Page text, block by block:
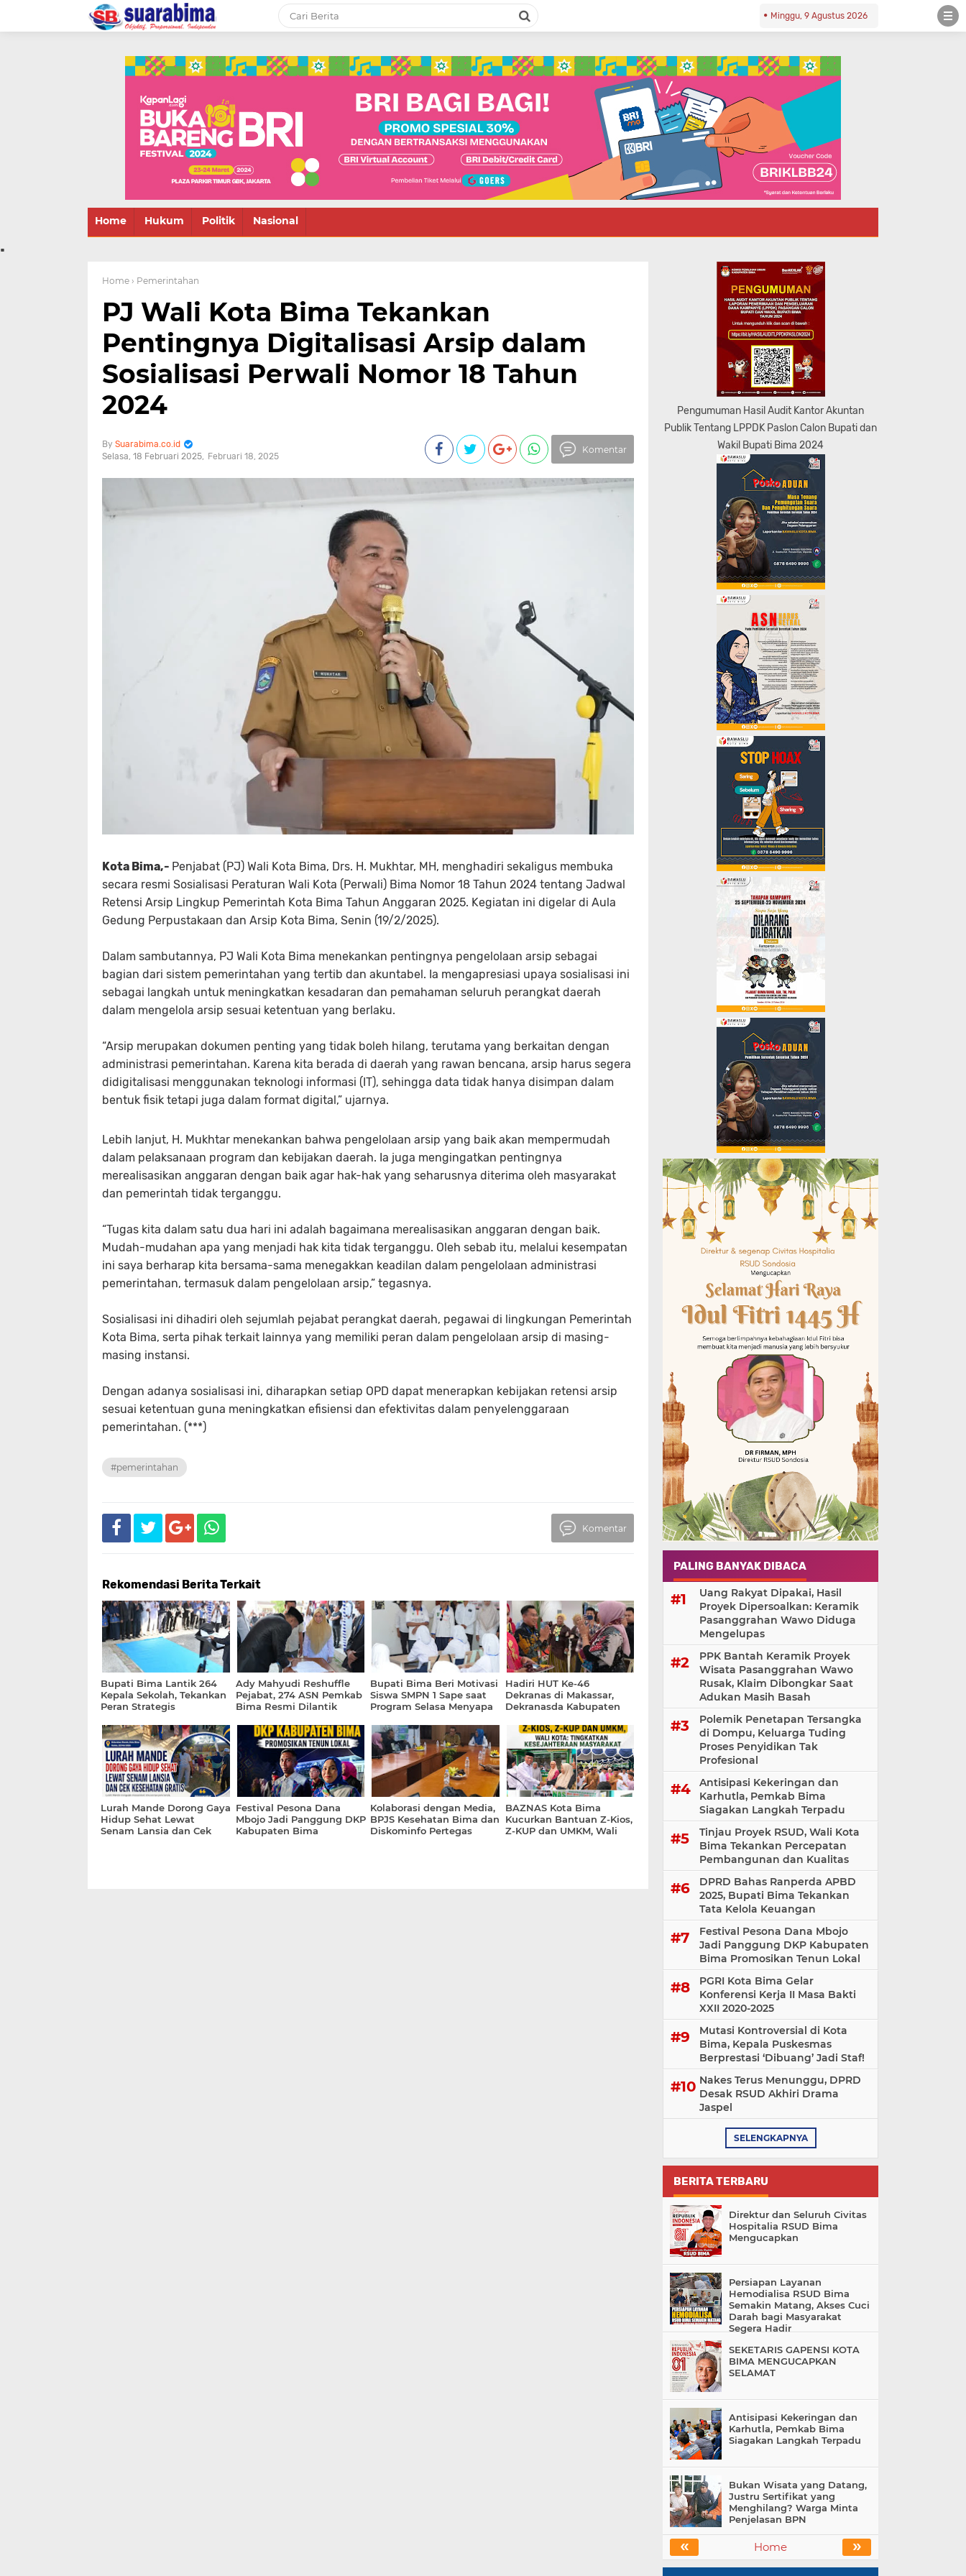
informasi terbaru tentang
Bima dan daerah sekitar
Minggu, 9 Agustus 2026
Home Hukum Politik Nasional
.
Home › Pemerintahan
PJ Wali Kota Bima Tekankan
Pentingnya Digitalisasi Arsip dalam
Sosialisasi Perwali Nomor 18 Tahun
2024
Suarabima.co.id
Selasa, 18 Februari 2025
Februari 18, 2025
Komentar
Kota Bima,- Penjabat (PJ) Wali Kota Bima, Drs. H. Mukhtar, MH, menghadiri sekaligus membuka
secara resmi Sosialisasi Peraturan Wali Kota (Perwali) Bima Nomor 18 Tahun 2024 tentang Jadwal
Retensi Arsip Lingkup Pemerintah Kota Bima Tahun Anggaran 2025. Kegiatan ini digelar di Aula
Gedung Perpustakaan dan Arsip Kota Bima, Senin (19/2/2025).
Dalam sambutannya, PJ Wali Kota Bima menekankan pentingnya pengelolaan arsip sebagai
bagian dari sistem pemerintahan yang tertib dan akuntabel. Ia mengapresiasi upaya sosialisasi ini
sebagai langkah untuk meningkatkan kesadaran dan pemahaman seluruh perangkat daerah
dalam mengelola arsip sesuai ketentuan yang berlaku.
“Arsip merupakan dokumen penting yang tidak boleh hilang, terutama yang berkaitan dengan
administrasi pemerintahan. Karena kita berada di daerah yang rawan bencana, arsip harus segera
didigitalisasi menggunakan teknologi informasi (IT), sehingga data tidak hanya disimpan dalam
bentuk fisik tetapi juga dalam format digital,” ujarnya.
Lebih lanjut, H. Mukhtar menekankan bahwa pengelolaan arsip yang baik akan mempermudah
dalam pelaksanaan program dan kebijakan daerah. Ia juga mengingatkan pentingnya
merealisasikan anggaran dengan baik agar hak-hak yang seharusnya diterima oleh masyarakat
dan pemerintah tidak terganggu.
“Tugas kita dalam satu dua hari ini adalah bagaimana merealisasikan anggaran dengan baik.
Mudah-mudahan apa yang menjadi hak kita tidak terganggu. Oleh sebab itu, melalui kesempatan
ini saya berharap kita bersama-sama menegakkan keadilan dalam pengelolaan administrasi
pemerintahan, termasuk dalam pengelolaan arsip,” tegasnya.
Sosialisasi ini dihadiri oleh sejumlah pejabat perangkat daerah, pegawai di lingkungan Pemerintah
Kota Bima, serta pihak terkait lainnya yang memiliki peran dalam pengelolaan arsip di masing-
masing instansi.
Dengan adanya sosialisasi ini, diharapkan setiap OPD dapat menerapkan kebijakan retensi arsip
sesuai ketentuan guna meningkatkan efisiensi dan efektivitas dalam penyelenggaraan
pemerintahan. (***)
#pemerintahan
Komentar
Rekomendasi Berita Terkait
Bupati Bima Lantik 264
Kepala Sekolah, Tekankan
Peran Strategis
Depan Daerah
Ady Mahyudi Reshuffle
Pejabat, 274 ASN Pemkab
Bima Resmi Dilantik
Bupati Bima Beri Motivasi
Siswa SMPN 1 Sape saat
Program Selasa Menyapa
Hadiri HUT Ke-46
Dekranas di Makassar,
Dekranasda Kabupaten
dan Kerajinan Lokal
Lurah Mande Dorong Gaya
Hidup Sehat Lewat
Senam Lansia dan Cek
Festival Pesona Dana
Mbojo Jadi Panggung DKP
Kabupaten Bima
Kolaborasi dengan Media,
BPJS Kesehatan Bima dan
Diskominfo Pertegas
BAZNAS Kota Bima
Kucurkan Bantuan Z-Kios,
Z-KUP dan UMKM, Wali
Pengumuman Hasil Audit Kantor Akuntan
Publik Tentang LPPDK Paslon Calon Bupati dan
Wakil Bupati Bima 2024
PALING BANYAK DIBACA
Uang Rakyat Dipakai, Hasil
Proyek Dipersoalkan: Keramik
Pasanggrahan Wawo Diduga
Mengelupas
PPK Bantah Keramik Proyek
Wisata Pasanggrahan Wawo
Rusak, Klaim Dibongkar Saat
Adukan Masih Basah
Polemik Penetapan Tersangka
di Dompu, Keluarga Tuding
Proses Penyidikan Tak
Profesional
Antisipasi Kekeringan dan
Karhutla, Pemkab Bima
Siagakan Langkah Terpadu
Tinjau Proyek RSUD, Wali Kota
Bima Tekankan Percepatan
Pembangunan dan Kualitas
DPRD Bahas Ranperda APBD
2025, Bupati Bima Tekankan
Tata Kelola Keuangan
Festival Pesona Dana Mbojo
Jadi Panggung DKP Kabupaten
Bima Promosikan Tenun Lokal
PGRI Kota Bima Gelar
Konferensi Kerja II Masa Bakti
XXII 2020-2025
Mutasi Kontroversial di Kota
Bima, Kepala Puskesmas
Berprestasi ‘Dibuang’ Jadi Staf!
Nakes Terus Menunggu, DPRD
Desak RSUD Akhiri Drama
Jaspel
SELENGKAPNYA
BERITA TERBARU
Direktur dan Seluruh Civitas
Hospitalia RSUD Bima
Mengucapkan
Persiapan Layanan
Hemodialisa RSUD Bima
Semakin Matang, Akses Cuci
Darah bagi Masyarakat
Segera Hadir
SEKETARIS GAPENSI KOTA
BIMA MENGUCAPKAN
SELAMAT
Antisipasi Kekeringan dan
Karhutla, Pemkab Bima
Siagakan Langkah Terpadu
Bukan Wisata yang Datang,
Justru Sertifikat yang
Menghilang? Warga Minta
Penjelasan BPN
« »
Home